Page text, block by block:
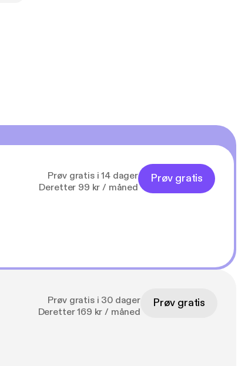
Prøv gratis i 14 dager
Deretter 99 kr / måned
Prøv gratis
Prøv gratis i 30 dager
Deretter 169 kr / måned
Prøv gratis